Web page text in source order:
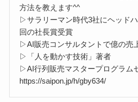
方法を教えます^^
▷サラリーマン時代3社にヘッド
回の社長賞受賞
▷AI販売コンサルタントで億の売
▷「人を動かす技術」著者
▷AI行列販売マスタープログラム
https://saipon.jp/h/gby634/